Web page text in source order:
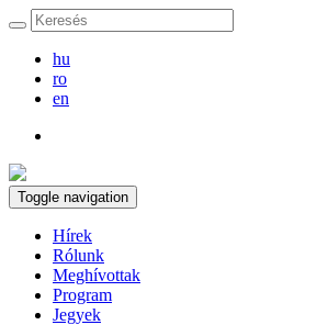
hu
ro
en
Toggle navigation
Hírek
Rólunk
Meghívottak
Program
Jegyek